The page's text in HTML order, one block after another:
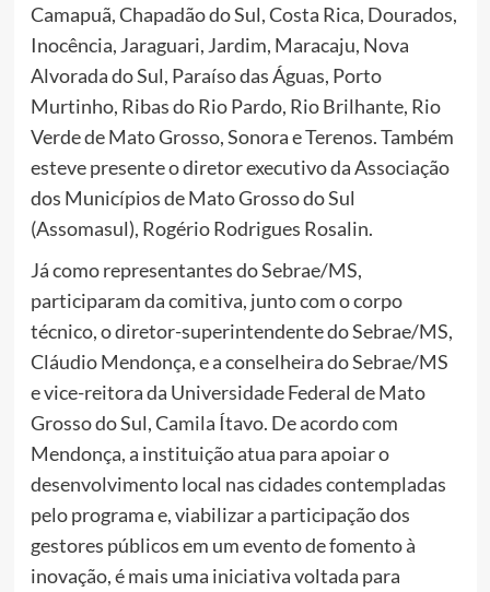
Camapuã, Chapadão do Sul, Costa Rica, Dourados,
Inocência, Jaraguari, Jardim, Maracaju, Nova
Alvorada do Sul, Paraíso das Águas, Porto
Murtinho, Ribas do Rio Pardo, Rio Brilhante, Rio
Verde de Mato Grosso, Sonora e Terenos. Também
esteve presente o diretor executivo da Associação
dos Municípios de Mato Grosso do Sul
(Assomasul), Rogério Rodrigues Rosalin.
Já como representantes do Sebrae/MS,
participaram da comitiva, junto com o corpo
técnico, o diretor-superintendente do Sebrae/MS,
Cláudio Mendonça, e a conselheira do Sebrae/MS
e vice-reitora da Universidade Federal de Mato
Grosso do Sul, Camila Ítavo. De acordo com
Mendonça, a instituição atua para apoiar o
desenvolvimento local nas cidades contempladas
pelo programa e, viabilizar a participação dos
gestores públicos em um evento de fomento à
inovação, é mais uma iniciativa voltada para